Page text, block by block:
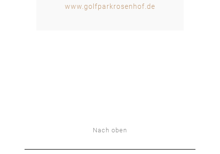
www.golfparkrosenhof.de
Nach oben